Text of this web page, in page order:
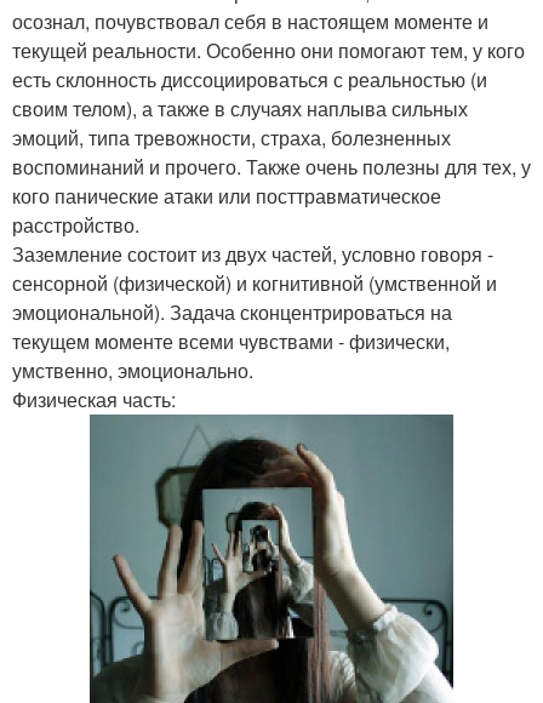
осознал, почувствовал себя в настоящем моменте и
текущей реальности. Особенно они помогают тем, у кого
есть склонность диссоциироваться с реальностью (и
своим телом), а также в случаях наплыва сильных
эмоций, типа тревожности, страха, болезненных
воспоминаний и прочего. Также очень полезны для тех, у
кого панические атаки или посттравматическое
расстройство.
Заземление состоит из двух частей, условно говоря -
сенсорной (физической) и когнитивной (умственной и
эмоциональной). Задача сконцентрироваться на
текущем моменте всеми чувствами - физически,
умственно, эмоционально.
Физическая часть: